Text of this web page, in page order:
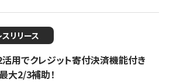
スリリース
用でクレジット寄付決済機能付き
大2/3補助！